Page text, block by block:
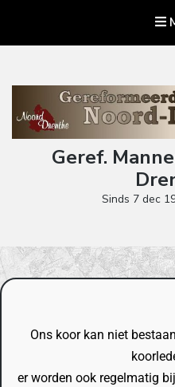
Geref.
Sinds 7 dec
Ons koor kan niet
er worden ook regelmatig